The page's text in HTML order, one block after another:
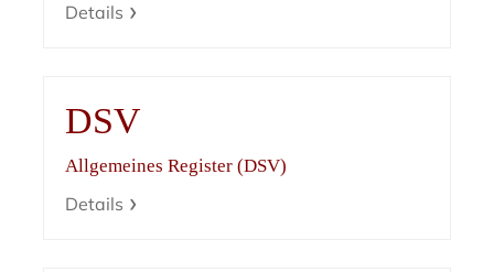
Details
DSV
Allgemeines Register (DSV)
Details